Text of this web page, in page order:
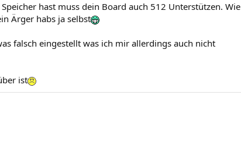
hast muss dein Board auch 512 Unterstützen. Wie
Ärger habs ja selbst
falsch eingestellt was ich mir allerdings auch nicht
ist